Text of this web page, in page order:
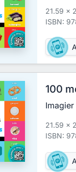
21.59 x
ISBN:
100
21.59 x
ISBN: